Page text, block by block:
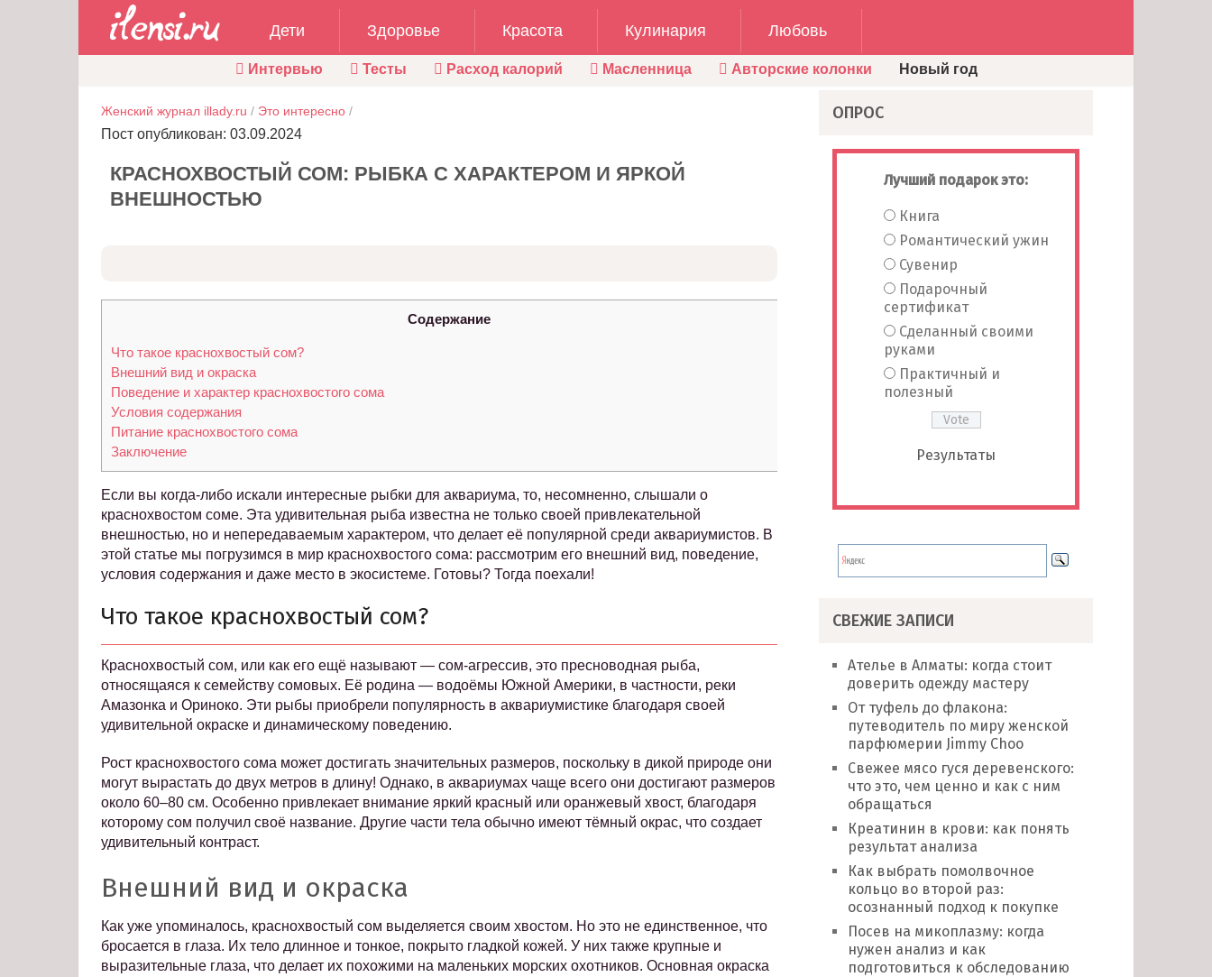
Дети Здоровье Красота Кулинария Любовь
Интервью Тесты Расход калорий Масленница Авторские колонки Новый год
Женский журнал illady.ru / Это интересно /
Пост опубликован: 03.09.2024
КРАСНОХВОСТЫЙ СОМ: РЫБКА С ХАРАКТЕРОМ И ЯРКОЙ
ВНЕШНОСТЬЮ
Содержание
Что такое краснохвостый сом?
Внешний вид и окраска
Поведение и характер краснохвостого сома
Условия содержания
Питание краснохвостого сома
Заключение
Если вы когда-либо искали интересные рыбки для аквариума, то, несомненно, слышали о
краснохвостом соме. Эта удивительная рыба известна не только своей привлекательной
внешностью, но и непередаваемым характером, что делает её популярной среди аквариумистов. В
этой статье мы погрузимся в мир краснохвостого сома: рассмотрим его внешний вид, поведение,
условия содержания и даже место в экосистеме. Готовы? Тогда поехали!
Что такое краснохвостый сом?
Краснохвостый сом, или как его ещё называют — сом-агрессив, это пресноводная рыба,
относящаяся к семейству сомовых. Её родина — водоёмы Южной Америки, в частности, реки
Амазонка и Ориноко. Эти рыбы приобрели популярность в аквариумистике благодаря своей
удивительной окраске и динамическому поведению.
Рост краснохвостого сома может достигать значительных размеров, поскольку в дикой природе они
могут вырастать до двух метров в длину! Однако, в аквариумах чаще всего они достигают размеров
около 60–80 см. Особенно привлекает внимание яркий красный или оранжевый хвост, благодаря
которому сом получил своё название. Другие части тела обычно имеют тёмный окрас, что создает
удивительный контраст.
Внешний вид и окраска
Как уже упоминалось, краснохвостый сом выделяется своим хвостом. Но это не единственное, что
бросается в глаза. Их тело длинное и тонкое, покрыто гладкой кожей. У них также крупные и
выразительные глаза, что делает их похожими на маленьких морских охотников. Основная окраска
ОПРОС
Лучший подарок это:
Книга
Романтический ужин
Сувенир
Подарочный
сертификат
Сделанный своими
руками
Практичный и
полезный
Результаты
СВЕЖИЕ ЗАПИСИ
Ателье в Алматы: когда стоит
доверить одежду мастеру
От туфель до флакона:
путеводитель по миру женской
парфюмерии Jimmy Choo
Свежее мясо гуся деревенского:
что это, чем ценно и как с ним
обращаться
Креатинин в крови: как понять
результат анализа
Как выбрать помолвочное
кольцо во второй раз:
осознанный подход к покупке
Посев на микоплазму: когда
нужен анализ и как
подготовиться к обследованию